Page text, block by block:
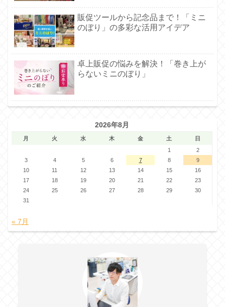
販促ツールから記念品まで！「ミニ
のぼり」の多彩な活用アイデア
卓上販促の悩みを解決！「巻き上が
らないミニのぼり」
2026年8月
月 火 水 木 金 土
日
1
2
3
4 5 6 7 8
9
10
11 12 13 14 15
16
17
18 19 20 21 22
23
24
25 26 27 28 29
30
31
« 7月